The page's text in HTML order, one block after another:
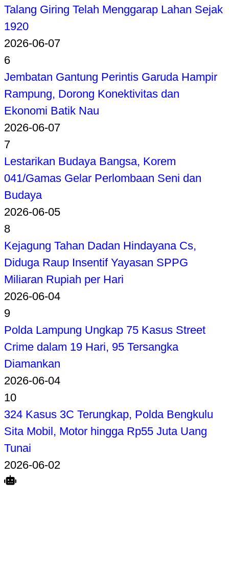
Talang Giring Telah Menggarap Lahan Sejak
1920
2026-06-07
6
Jembatan Gantung Perintis Garuda Hampir
Rampung, Dorong Konektivitas dan
Ekonomi Batik Nau
2026-06-07
7
Lestarikan Budaya Bangsa, Korem
041/Gamas Gelar Perlombaan Seni dan
Budaya
2026-06-05
8
Kejagung Tahan Dadan Hindayana Cs,
Diduga Raup Insentif Yayasan SPPG
Miliaran Rupiah per Hari
2026-06-04
9
Polda Lampung Ungkap 75 Kasus Street
Crime dalam 19 Hari, 95 Tersangka
Diamankan
2026-06-04
10
324 Kasus 3C Terungkap, Polda Bengkulu
Sita Mobil, Motor hingga Rp55 Juta Uang
Tunai
2026-06-02